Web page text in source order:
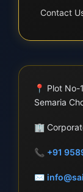
Contact
📍 Plot No-
Semaria
🏢
📞 +91
✉